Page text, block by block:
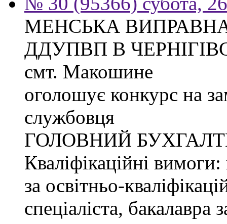
МЕНСЬКА
ДДУПВП В
смт. Макошине
оголошує конкурс на
службовця
ГОЛОВНИЙ
Кваліфікаційні
за освітньо-
спеціаліста,